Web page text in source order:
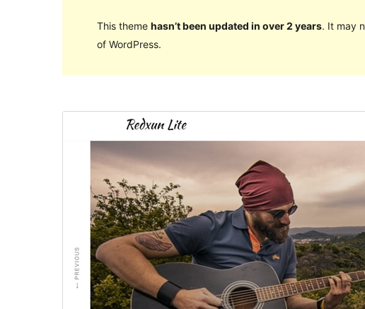
This theme hasn’t been updated in over 2 years. It may
of WordPress.